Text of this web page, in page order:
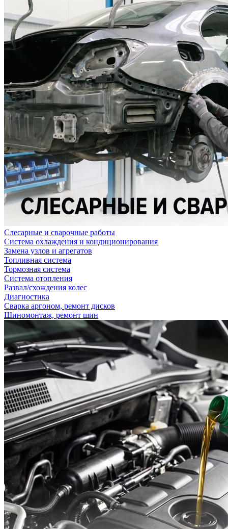
Слесарные и сварочные работы
Система охлаждения и кондиционирования
Замена узлов и агрегатов
Топливная система
Тормозная система
Система отопления
Развал/схождения колес
Диагностика
Сварка аргоном, ремонт дисков
Шиномонтаж, ремонт шин